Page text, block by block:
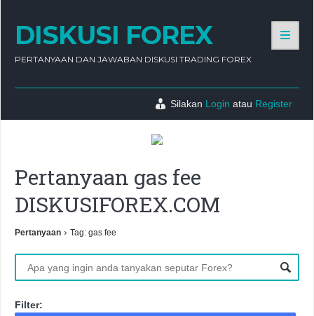
DISKUSI FOREX
PERTANYAAN DAN JAWABAN DISKUSI TRADING FOREX
Silakan Login atau Register
Pertanyaan gas fee
DISKUSIFOREX.COM
Pertanyaan › Tag: gas fee
Filter: